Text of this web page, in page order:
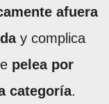
afuera
y complica
pelea por
categoría.